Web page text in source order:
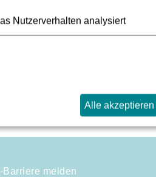
allgemeine Fragen zur
Barriere melden
Nutzerverhalten analysiert
Alle akzeptieren